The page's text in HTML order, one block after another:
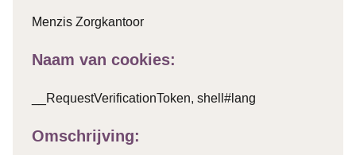
Menzis Zorgkantoor
Naam van cookies:
__RequestVerificationToken, shell#lang
Omschrijving: